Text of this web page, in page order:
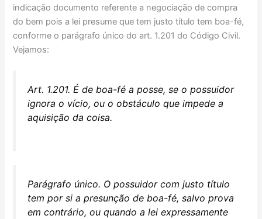
indicação documento referente a negociação de compra
do bem pois a lei presume que tem justo título tem boa-fé,
conforme o parágrafo único do art. 1.201 do Código Civil.
Vejamos:
Art. 1.201. É de boa-fé a posse, se o possuidor
ignora o vício, ou o obstáculo que impede a
aquisição da coisa.
Parágrafo único. O possuidor com justo título
tem por si a presunção de boa-fé, salvo prova
em contrário, ou quando a lei expressamente